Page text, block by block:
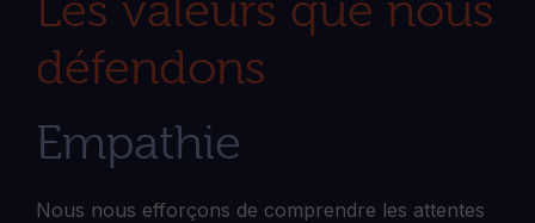
défendons
Empathie
Nous nous efforçons de comprendre les attentes